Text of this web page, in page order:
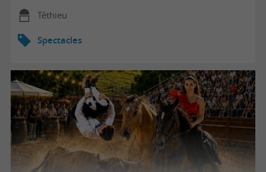
Téthieu
Spectacles